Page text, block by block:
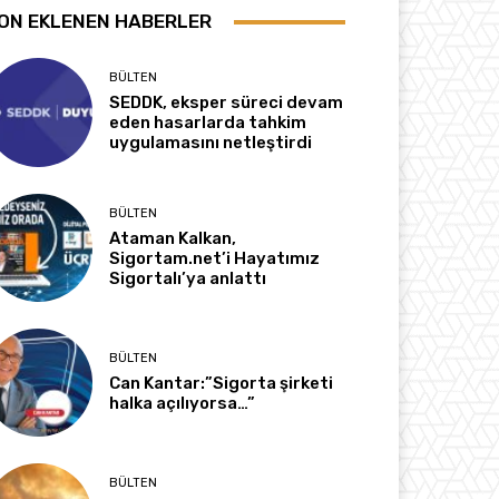
EKLENEN HABERLER
BÜLTEN
SEDDK, eksper süreci devam
eden hasarlarda tahkim
uygulamasını netleştirdi
BÜLTEN
Ataman Kalkan,
Sigortam.net’i Hayatımız
Sigortalı’ya anlattı
BÜLTEN
Can Kantar:”Sigorta şirketi
halka açılıyorsa…”
BÜLTEN